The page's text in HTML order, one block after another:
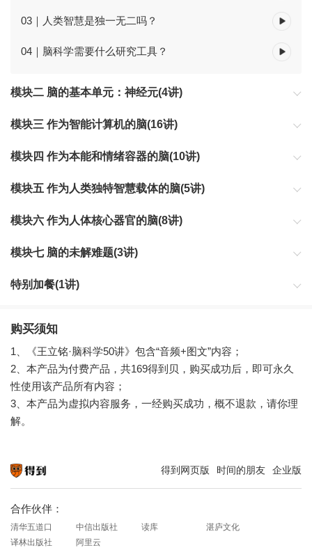
03｜人类智慧是独一无二吗？
04｜脑科学需要什么研究工具？
模块二 脑的基本单元：神经元(4讲)
模块三 作为智能计算机的脑(16讲)
模块四 作为本能和情绪容器的脑(10讲)
模块五 作为人类独特智慧载体的脑(5讲)
模块六 作为人体核心器官的脑(8讲)
模块七 脑的未解难题(3讲)
特别加餐(1讲)
购买须知
1、《王立铭·脑科学50讲》包含“音频+图文”内容；
2、本产品为付费产品，共169得到贝，购买成功后，即可永久
性使用该产品所有内容；
3、本产品为虚拟内容服务，一经购买成功，概不退款，请你理
解。
得到网页版 时间的朋友 企业版
合作伙伴：
清华五道口 中信出版社 读库
湛庐文化
译林出版社
阿里云